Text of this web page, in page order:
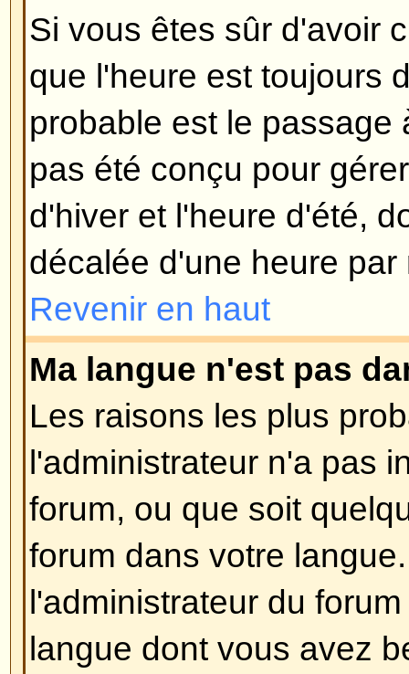
Désolé, mais seuls les
mail intégré au forum (dans le
aurait activé cette
l'utilisation malveillante du
utilisateurs anonymes.
Revenir en haut
Comment puis-je poster un
Facile, cliquez sur le bouton
du forum, soit sur la page du
besoin de vous enregistrer
message, les droits qui vous
listés sur le bas de la page du
liste
Vous pouvez poster de
pouvez voter, etc. )
Revenir en haut
Comment puis-je éditer ou